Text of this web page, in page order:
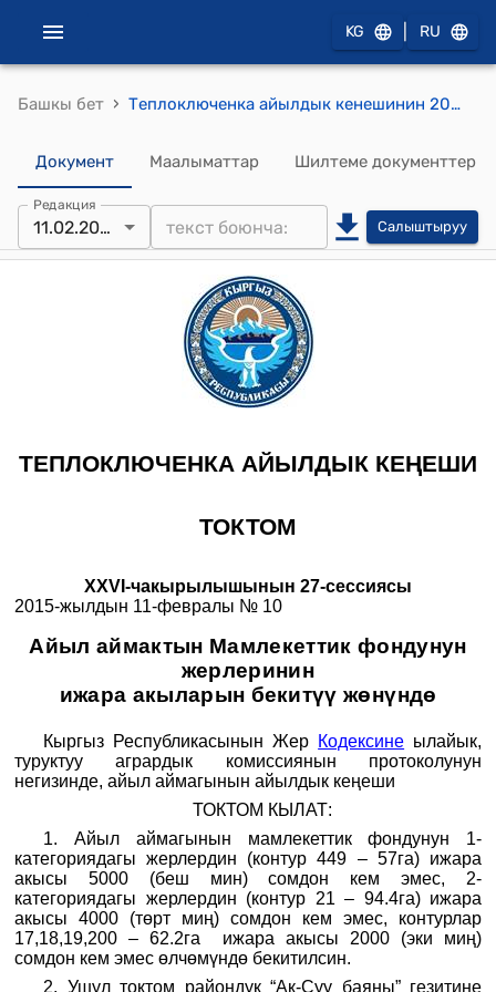
KG RU
Башкы бет › Теплоключенка айылдык кенешинин 2015-жылдын 11-февралындагы № 10 "Айыл аймактын Мамлекеттик фондунун жерлеринин ижара акыларын бекитүү жөнүндө" токтому
Документ Маалыматтар Шилтеме документтер
Редакция
11.02.2015 Салыштыруу